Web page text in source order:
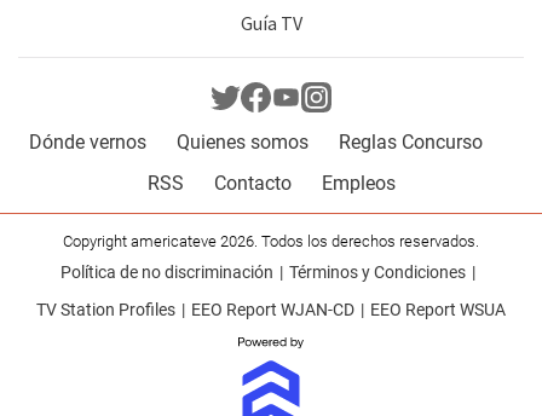
Guía TV
Dónde vernos Quienes somos
Reglas Concurso
RSS
Contacto Empleos
Copyright americateve 2026. Todos los derechos reservados.
Política de no discriminación
Términos y Condiciones
TV Station Profiles
EEO Report WJAN-CD EEO Report WSUA